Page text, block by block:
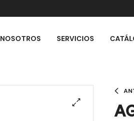
NOSOTROS SERVICIOS